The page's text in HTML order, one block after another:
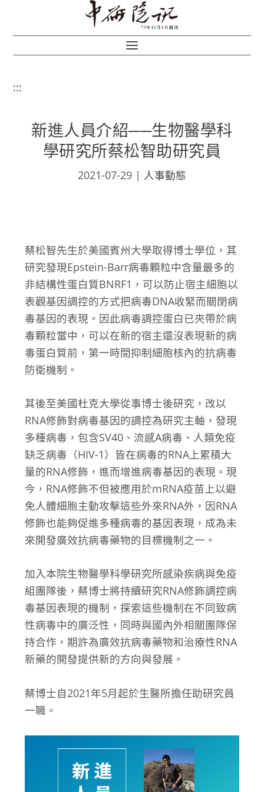
:::
新進人員介紹──生物醫學科
學研究所蔡松智助研究員
2021-07-29 | 人事動態
蔡松智先生於美國賓州大學取得博士學位，其
研究發現Epstein-Barr病毒顆粒中含量最多的
非結構性蛋白質BNRF1，可以防止宿主細胞以
表觀基因調控的方式把病毒DNA收緊而關閉病
毒基因的表現。因此病毒調控蛋白已夾帶於病
毒顆粒當中，可以在新的宿主還沒表現新的病
毒蛋白質前，第一時間抑制細胞核內的抗病毒
防衛機制。
其後至美國杜克大學從事博士後研究，改以
RNA修飾對病毒基因的調控為研究主軸，發現
多種病毒，包含SV40、流感A病毒、人類免疫
缺乏病毒（HIV-1）皆在病毒的RNA上累積大
量的RNA修飾，進而增進病毒基因的表現。現
今，RNA修飾不但被應用於mRNA疫苗上以避
免人體細胞主動攻擊這些外來RNA外，因RNA
修飾也能夠促進多種病毒的基因表現，成為未
來開發廣效抗病毒藥物的目標機制之一。
加入本院生物醫學科學研究所感染疾病與免疫
組團隊後，蔡博士將持續研究RNA修飾調控病
毒基因表現的機制，探索這些機制在不同致病
性病毒中的廣泛性，同時與國內外相關團隊保
持合作，期許為廣效抗病毒藥物和治療性RNA
新藥的開發提供新的方向與發展。
蔡博士自2021年5月起於生醫所擔任助研究員
一職。